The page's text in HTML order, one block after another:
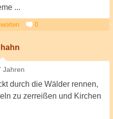
...
0
Jahren
durch die Wälder rennen,
zu zerreißen und Kirchen